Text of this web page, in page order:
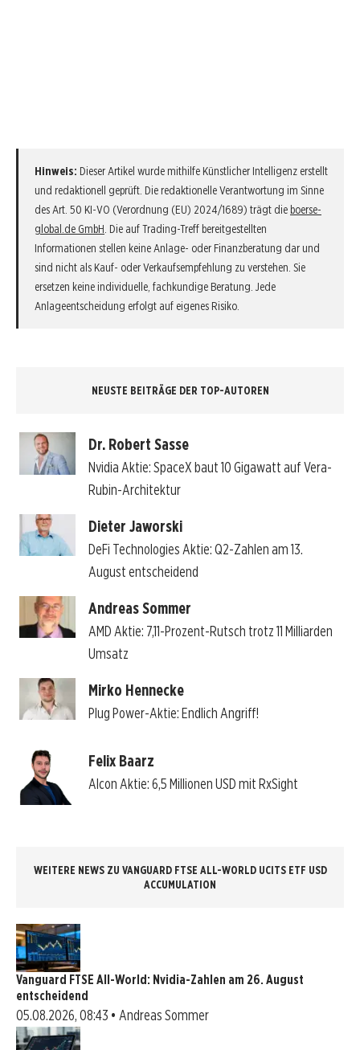
Hinweis: Dieser Artikel wurde mithilfe Künstlicher Intelligenz erstellt
und redaktionell geprüft. Die redaktionelle Verantwortung im Sinne
des Art. 50 KI-VO (Verordnung (EU) 2024/1689) trägt die boerse-
global.de GmbH . Die auf Trading-Treff bereitgestellten
Informationen stellen keine Anlage- oder Finanzberatung dar und
sind nicht als Kauf- oder Verkaufsempfehlung zu verstehen. Sie
ersetzen keine individuelle, fachkundige Beratung. Jede
Anlageentscheidung erfolgt auf eigenes Risiko.
NEUSTE BEITRÄGE DER TOP-AUTOREN
Dr. Robert Sasse
Nvidia Aktie: SpaceX baut 10 Gigawatt auf Vera-
Rubin-Architektur
Dieter Jaworski
DeFi Technologies Aktie: Q2-Zahlen am 13.
August entscheidend
Andreas Sommer
AMD Aktie: 7,11-Prozent-Rutsch trotz 11 Milliarden
Umsatz
Mirko Hennecke
Plug Power-Aktie: Endlich Angriff!
Felix Baarz
Alcon Aktie: 6,5 Millionen USD mit RxSight
WEITERE NEWS ZU VANGUARD FTSE ALL-WORLD UCITS ETF USD
ACCUMULATION
Vanguard FTSE All-World: Nvidia-Zahlen am 26. August
entscheidend
05.08.2026, 08:43 • Andreas Sommer